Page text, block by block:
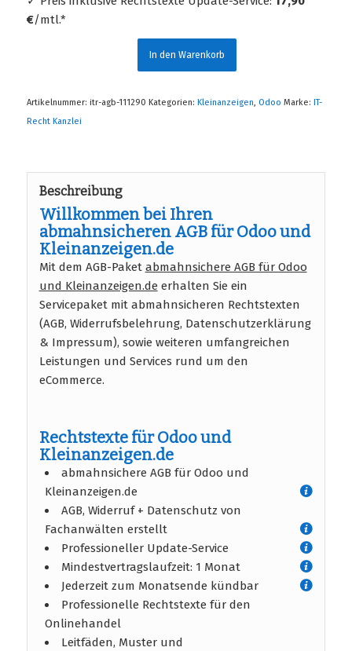
€/mtl.*
In den Warenkorb
Artikelnummer: itr-agb-111290 Kategorien: Kleinanzeigen, Odoo Marke: IT-
Recht Kanzlei
Beschreibung
Willkommen bei Ihren
abmahnsicheren AGB für Odoo und
Kleinanzeigen.de
Mit dem AGB-Paket abmahnsichere AGB für Odoo
und Kleinanzeigen.deerhalten Sie ein
Servicepaket mit abmahnsicheren Rechtstexten
(AGB, Widerrufsbelehrung, Datenschutzerklärung
& Impressum), sowie weiteren umfangreichen
Leistungen und Services rund um den
eCommerce.
Rechtstexte für Odoo und
Kleinanzeigen.de
abmahnsichere AGB für Odoo und
Kleinanzeigen.de
AGB, Widerruf + Datenschutz von
Fachanwälten erstellt
Professioneller Update-Service
Mindestvertragslaufzeit: 1 Monat
Jederzeit zum Monatsende kündbar
Professionelle Rechtstexte für den
Onlinehandel
Leitfäden, Muster und